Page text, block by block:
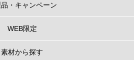
・キャンペーン
WEB限定
素材から探す